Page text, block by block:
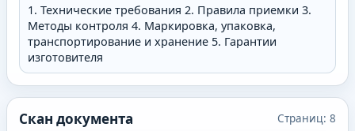
1. Технические требования 2. Правила приемки 3.
Методы контроля 4. Маркировка, упаковка,
транспортирование и хранение 5. Гарантии
изготовителя
Скан документа Страниц:8